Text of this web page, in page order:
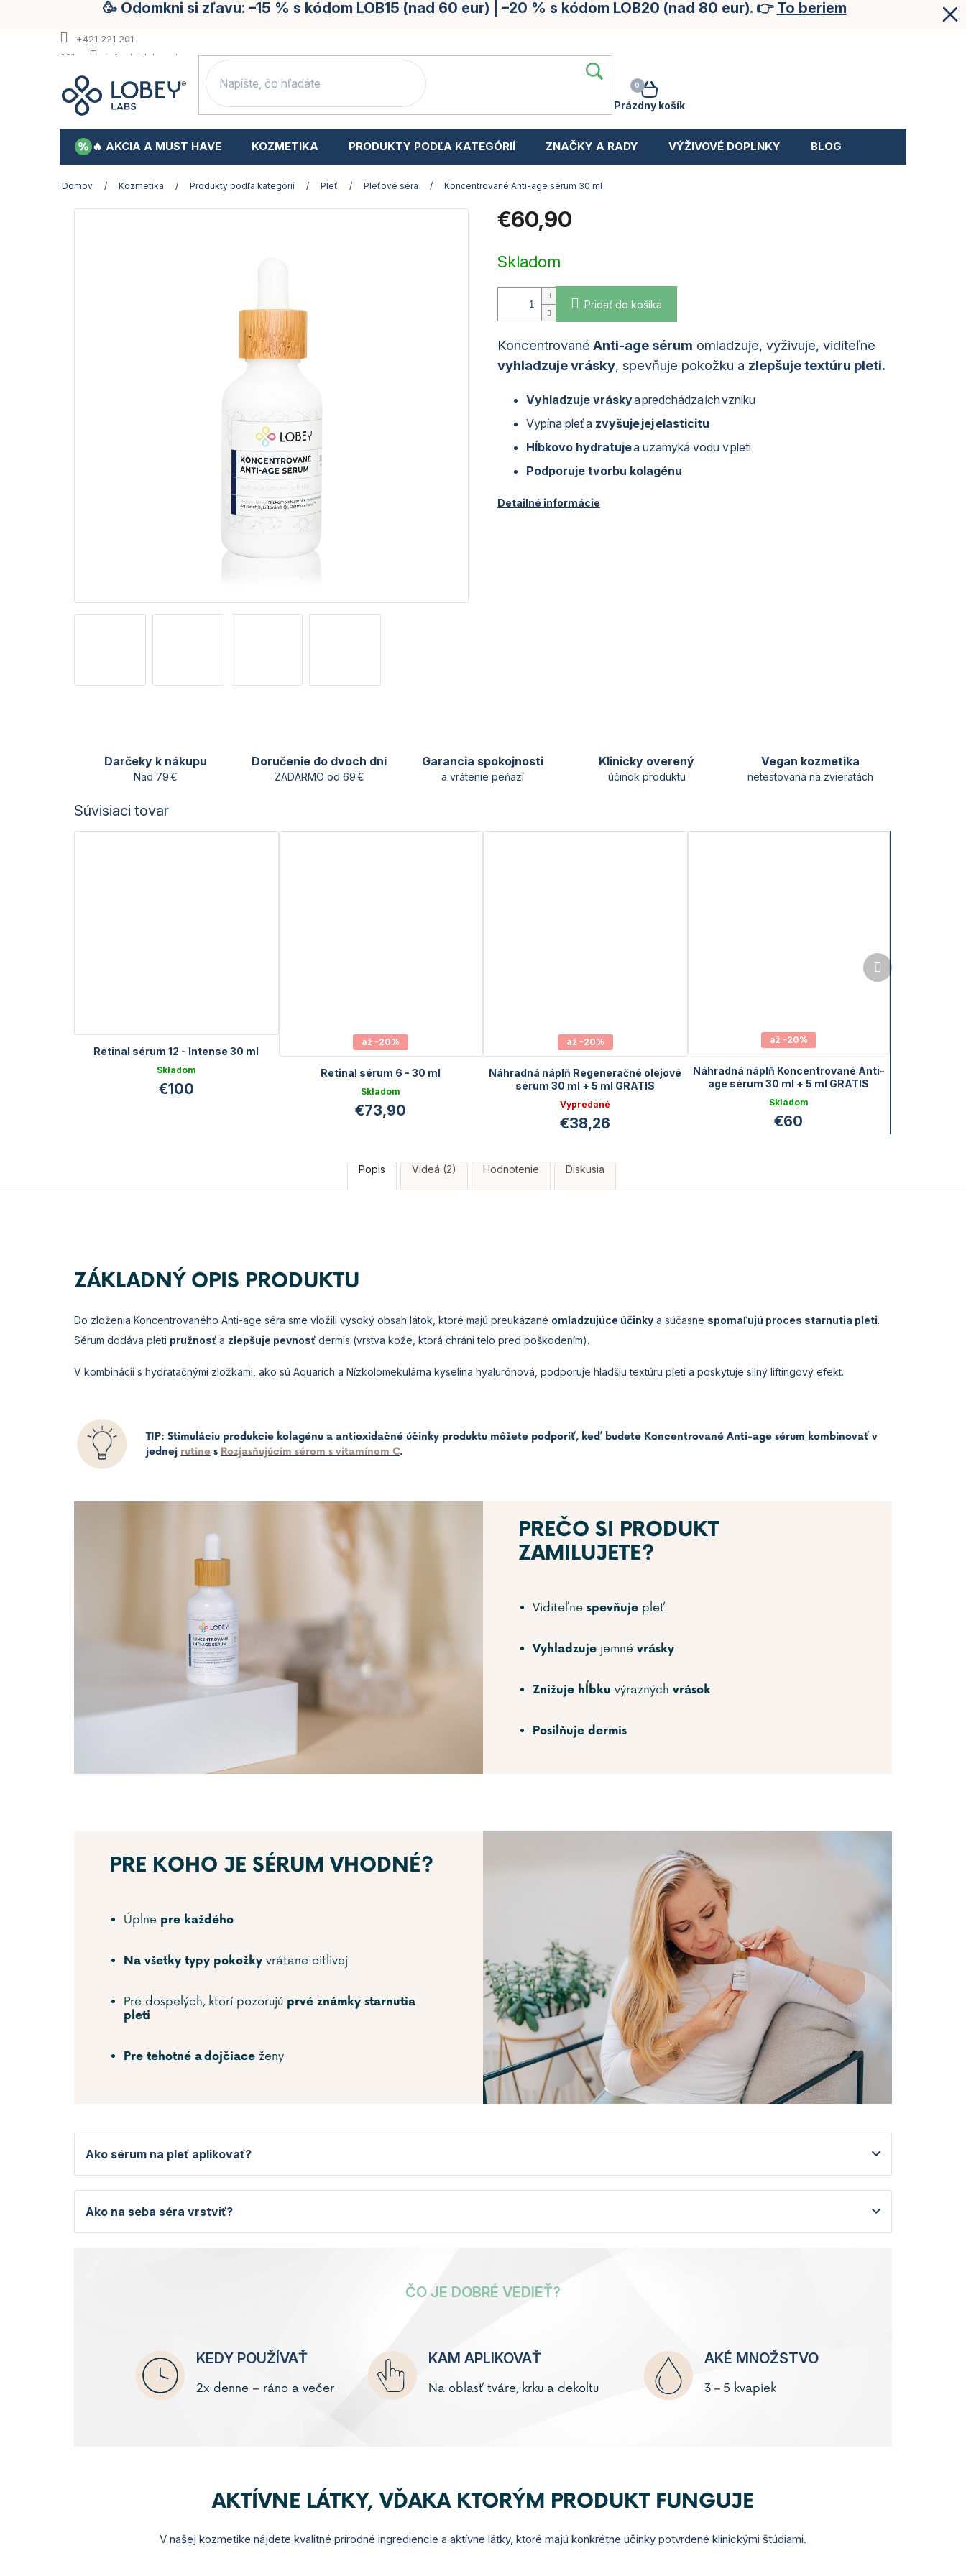
🥳 Odomkni si zľavu: –15 % s kódom LOB15 (nad 60 eur) | –20 % s kódom LOB20 (nad 80 eur). 👉 To beriem
+421 221 201
391
info.sk@lobey.store
NÁKUPNÝ
KOŠÍK
Prázdny košík
🔥 AKCIA A MUST HAVE KOZMETIKA PRODUKTY PODĽA KATEGÓRIÍ ZNAČKY A RADY VÝŽIVOVÉ DOPLNKY BLOG
Domov / Kozmetika / Produkty podľa kategórií / Pleť / Pleťové séra / Koncentrované Anti-age sérum 30 ml
€60,90
cena:
Skladom
Pridať do košíka
Koncentrované Anti-age sérum omladzuje, vyživuje, viditeľne
vyhladzuje vrásky, spevňuje pokožku a zlepšuje textúru pleti.
Vyhladzuje vráskya predchádza ich vzniku
Vypína pleť a zvyšuje jej elasticitu
Hĺbkovo hydratujea uzamyká vodu v pleti
Podporuje tvorbu kolagénu
Detailné informácie
Darčeky k nákupu
Nad 79 €
Doručenie do dvoch dní
ZADARMO od 69 €
Garancia spokojnosti
a vrátenie peňazí
Klinicky overený
účinok produktu
Vegan kozmetika
netestovaná na zvieratách
Súvisiaci tovar
Retinal sérum 12 - Intense 30 ml
Skladom
€100
až -20%
Retinal sérum 6 - 30 ml
Skladom
€73,90
až -20%
Náhradná náplň Regeneračné olejové
sérum 30 ml + 5 ml GRATIS
Vypredané
€38,26
až -20%
Náhradná náplň Koncentrované Anti-
age sérum 30 ml + 5 ml GRATIS
Skladom
€60
Ďalší
produkt
Popis Videá (2) Hodnotenie Diskusia
ZÁKLADNÝ OPIS PRODUKTU
Do zloženia Koncentrovaného Anti-age séra sme vložili vysoký obsah látok, ktoré majú preukázané omladzujúce účinky a súčasne spomaľujú proces starnutia pleti.
Sérum dodáva pleti pružnosť a zlepšuje pevnosť dermis (vrstva kože, ktorá chráni telo pred poškodením).
V kombinácii s hydratačnými zložkami, ako sú Aquarich a Nízkolomekulárna kyselina hyalurónová, podporuje hladšiu textúru pleti a poskytuje silný liftingový efekt.
TIP: Stimuláciu produkcie kolagénu a antioxidačné účinky produktu môžete podporiť, keď budete Koncentrované Anti-age sérum kombinovať v
jednej rutine s Rozjasňujúcim sérom s vitamínom C.
PREČO SI PRODUKT
ZAMILUJETE?
Viditeľne spevňuje pleť
Vyhladzuje jemné vrásky
Znižuje hĺbku výrazných vrások
Posilňuje dermis
PRE KOHO JE SÉRUM VHODNÉ?
Úplne pre každého
Na všetky typy pokožky vrátane citlivej
Pre dospelých, ktorí pozorujú prvé známky starnutia
pleti
Pre tehotné a dojčiace ženy
Ako sérum na pleť aplikovať?
Ako na seba séra vrstviť?
ČO JE DOBRÉ VEDIEŤ?
KEDY POUŽÍVAŤ
2x denne – ráno a večer
KAM APLIKOVAŤ
Na oblasť tváre, krku a dekoltu
AKÉ MNOŽSTVO
3 – 5 kvapiek
AKTÍVNE LÁTKY, VĎAKA KTORÝM PRODUKT FUNGUJE
V našej kozmetike nájdete kvalitné prírodné ingrediencie a aktívne látky, ktoré majú konkrétne účinky potvrdené klinickými štúdiami.